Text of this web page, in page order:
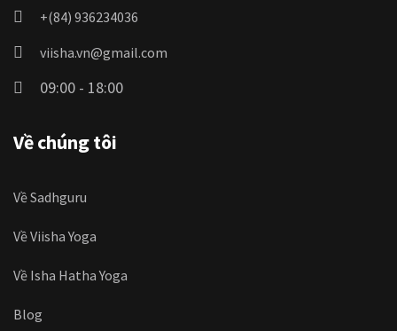
+(84) 936234036
viisha.vn@gmail.com
09:00 - 18:00
Về chúng tôi
Về Sadhguru
Về Viisha Yoga
Về Isha Hatha Yoga
Blog